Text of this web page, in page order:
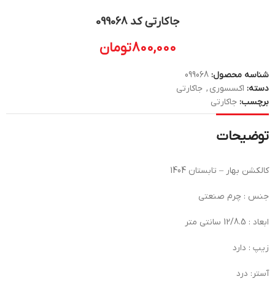
جاکارتی کد 099068
800,000تومان
شناسه محصول: 099068
دسته: اکسسوری , جاکارتی
برچسب: جاکارتی
توضیحات
کالکشن بهار – تابستان 1404
جنس : چرم صنعتی
ابعاد : 12/8.5 سانتی متر
زیپ : دارد
آستر: درد